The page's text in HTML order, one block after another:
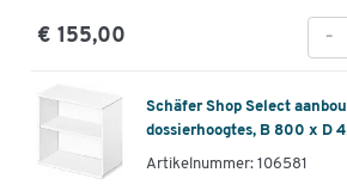
€ 155,00 -
Schäfer Shop Select
dossierhoogtes, B 800 x D
Artikelnummer: 106581